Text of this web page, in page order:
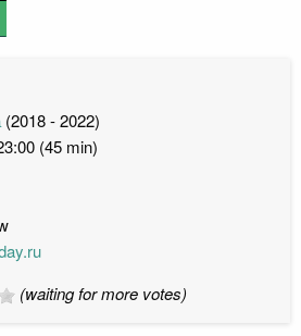
(2018 - 2022)
(45 min)
(waiting for more votes)